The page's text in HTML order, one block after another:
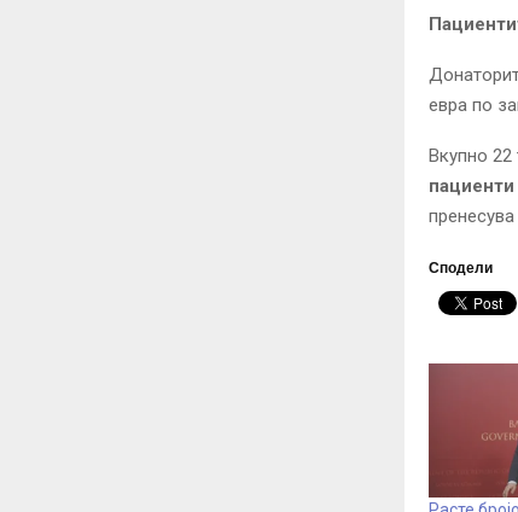
евра по
Вкупно 22
пренесува
Сподели